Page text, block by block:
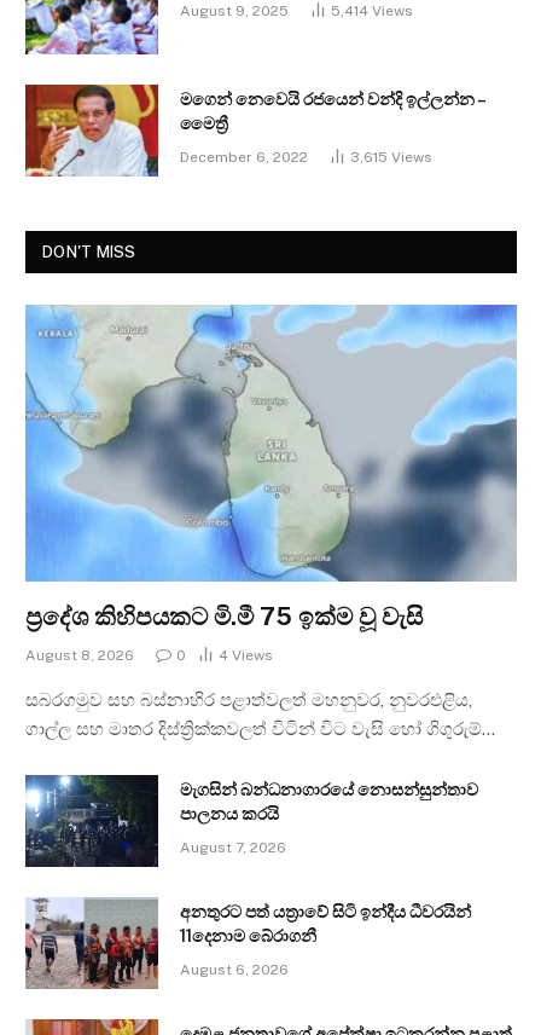
August 9, 2025 5,414 Views
මගෙන් නෙවෙයි රජයෙන් වන්දි ඉල්ලන්න –
මෛත්‍රී
December 6, 2022 3,615 Views
DON'T MISS
ප්‍රදේශ කිහිපයකට මි.මී 75 ඉක්ම වූ වැසි
August 8, 2026 0 4 Views
සබරගමුව සහ බස්නාහිර පළාත්වලත් මහනුවර, නුවරඑළිය,
ගාල්ල සහ මාතර දිස්ත්‍රික්කවලත් විටින් විට වැසි හෝ ගිගුරුම්…
මැගසින් බන්ධනාගාරයේ නොසන්සුන්තාව
පාලනය කරයි
August 7, 2026
අනතුරට පත් යත්‍රාවේ සිටි ඉන්දීය ධීවරයින්
11දෙනාම බේරාගනී
August 6, 2026